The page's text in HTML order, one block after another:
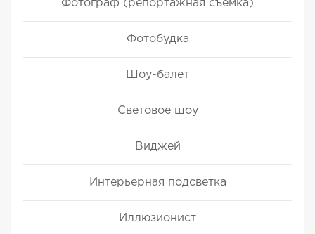
Фотограф (репортажная съемка)
Фотобудка
Шоу-балет
Световое шоу
Виджей
Интерьерная подсветка
Иллюзионист